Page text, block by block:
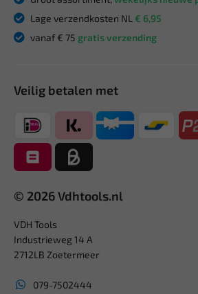
Lage verzendkosten NL € 6,95
vanaf € 75 gratis verzending
Veilig betalen met
© 2026 Vdhtools.nl
VDH Tools
Industrieweg 14 A
2712LB Zoetermeer
079-7502444